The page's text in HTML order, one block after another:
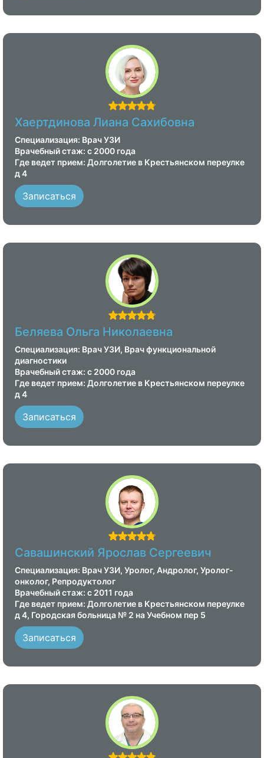
Хаертдинова Лиана Сахибовна
Специализация: Врач УЗИ
Врачебный стаж: с 2000 года
Где ведет прием: Долголетие в Крестьянском переулке
д 4
Записаться
Беляева Ольга Николаевна
Специализация: Врач УЗИ, Врач функциональной
диагностики
Врачебный стаж: с 2000 года
Где ведет прием: Долголетие в Крестьянском переулке
д 4
Записаться
Савашинский Ярослав Сергеевич
Специализация: Врач УЗИ, Уролог, Андролог, Уролог-
онколог, Репродуктолог
Врачебный стаж: с 2011 года
Где ведет прием: Долголетие в Крестьянском переулке
д 4, Городская больница № 2 на Учебном пер 5
Записаться